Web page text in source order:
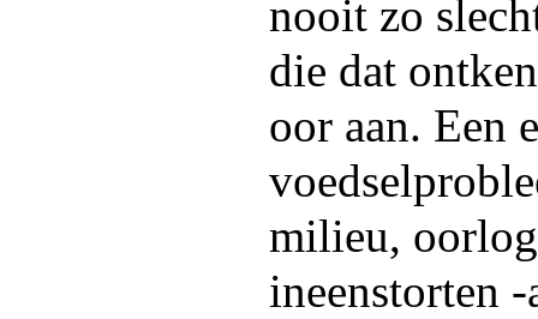
nooit zo
die dat
oor aan. Een
milieu,
ineenstorten